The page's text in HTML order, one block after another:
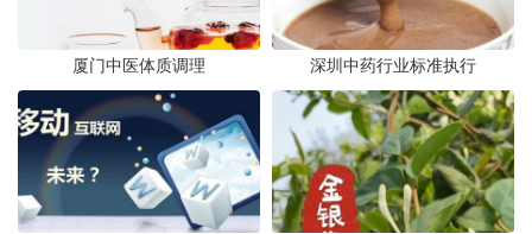
厦门中医体质调理 深圳中药行业标准执行